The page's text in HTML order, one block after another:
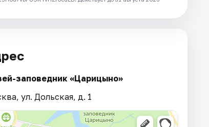
заповедник «Царицыно»
ул. Дольская, д. 1